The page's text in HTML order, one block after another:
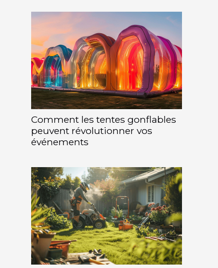
Comment les tentes gonflables
peuvent révolutionner vos
événements